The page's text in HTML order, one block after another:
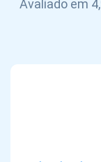
Avaliado em